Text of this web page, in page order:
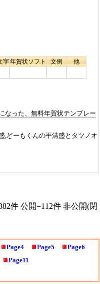
字年賀状ソフト 文例 他
なった、無料年賀状テンプレー
,どーもくんの平清盛とタツノオ
件 公開=112件 非公開(閉
Page4 Page5
Page6
Page11